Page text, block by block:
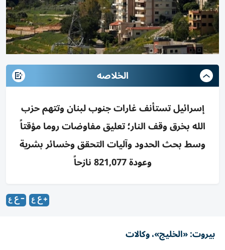
الخلاصه
إسرائيل تستأنف غارات جنوب لبنان وتتهم حزب
الله بخرق وقف النار؛ تعليق مفاوضات روما مؤقتاً
وسط بحث الحدود وآليات التحقق وخسائر بشرية
وعودة 821,077 نازحاً
بيروت: «الخليج»، وكالات